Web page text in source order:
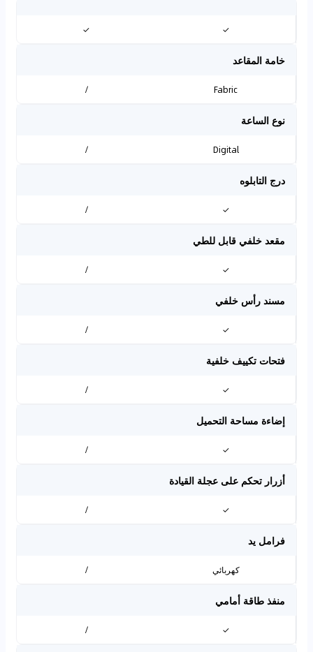
✓
✓
خامة المقاعد
Fabric
/
نوع الساعة
Digital
/
درج التابلوه
✓
/
مقعد خلفي قابل للطي
✓
/
مسند رأس خلفي
✓
/
فتحات تكييف خلفية
✓
/
إضاءة مساحة التحميل
✓
/
أزرار تحكم على عجلة القيادة
✓
/
فرامل يد
كهربائي /
منفذ طاقة أمامي
✓
/